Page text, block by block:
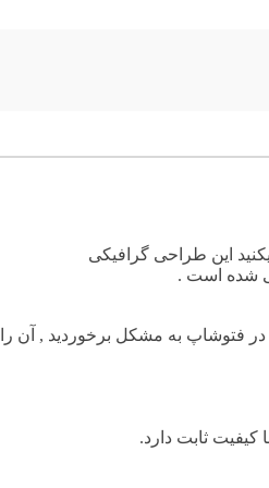
این طراحی گرافیکی
شده است .
کیفیت ثابت دارد.